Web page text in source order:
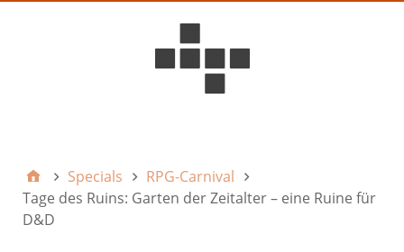
Specials
RPG-Carnival
Tage des Ruins: Garten der Zeitalter – eine Ruine für
D&D